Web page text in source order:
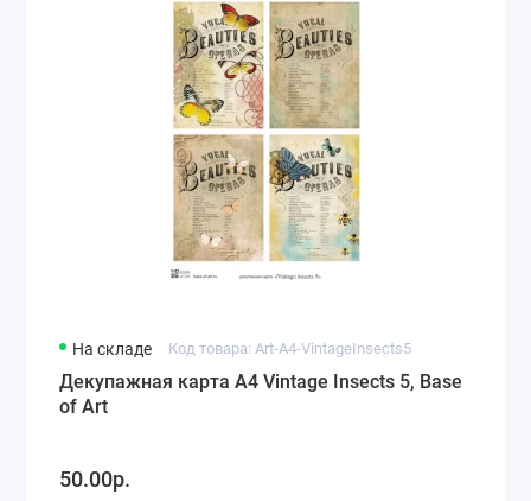
На складе Код товара: Art-A4-VintageInsects5
Декупажная карта А4 Vintage Insects 5, Base
of Art
50.00р.